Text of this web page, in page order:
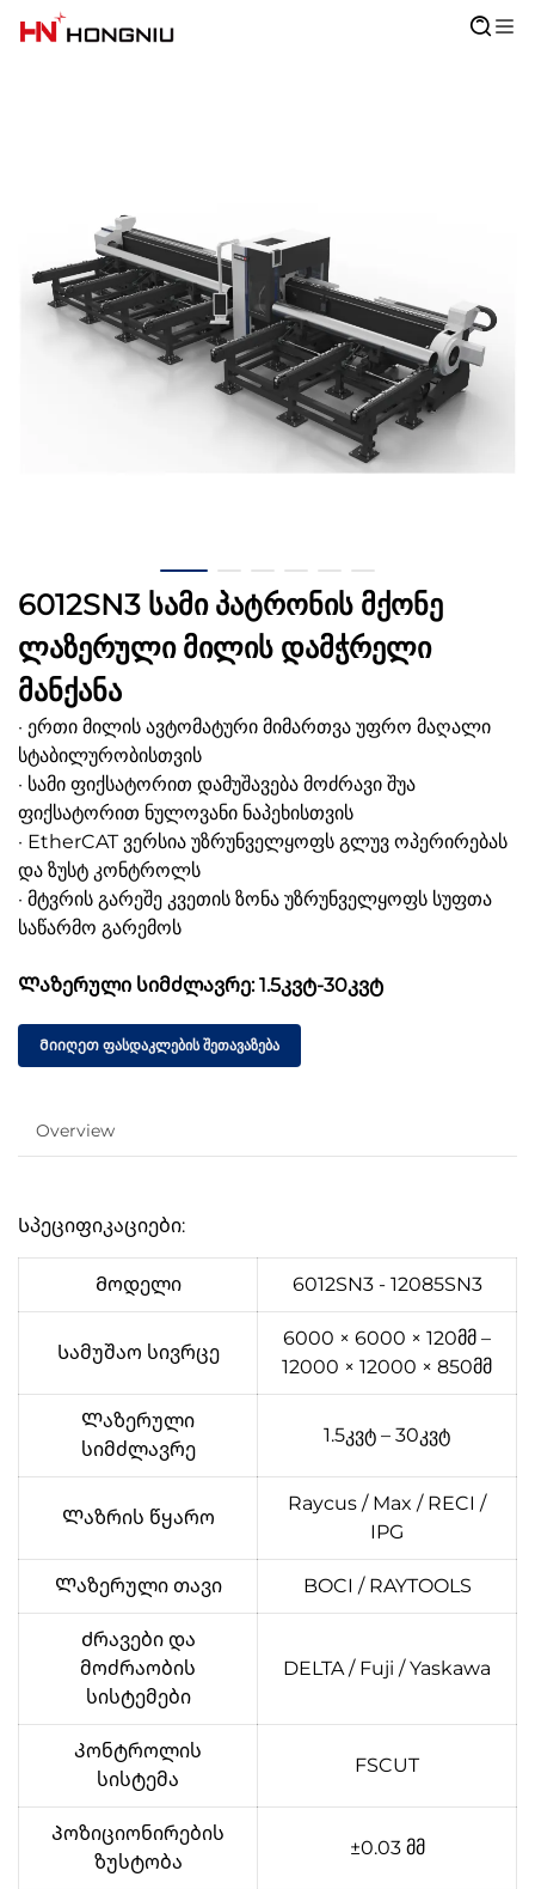
6012SN3 სამი პატრონის მქონე
ლაზერული მილის დამჭრელი
მანქანა
· ერთი მილის ავტომატური მიმართვა უფრო მაღალი
სტაბილურობისთვის
· სამი ფიქსატორით დამუშავება მოძრავი შუა
ფიქსატორით ნულოვანი ნაპეხისთვის
· EtherCAT ვერსია უზრუნველყოფს გლუვ ოპერირებას
და ზუსტ კონტროლს
· მტვრის გარეშე კვეთის ზონა უზრუნველყოფს სუფთა
საწარმო გარემოს
Ლაზერული სიმძლავრე: 1.5კვტ-30კვტ
Მიიღეთ ფასდაკლების შეთავაზება
Overview
Სპეციფიკაციები:
Მოდელი 6012SN3 - 12085SN3
Სამუშაო სივრცე
6000 × 6000 × 120მმ –
12000 × 12000 × 850მმ
Ლაზერული
სიმძლავრე
1.5კვტ – 30კვტ
Ლაზრის წყარო
Raycus / Max / RECI /
IPG
Ლაზერული თავი BOCI / RAYTOOLS
Ძრავები და
მოძრაობის
სისტემები
DELTA / Fuji / Yaskawa
Კონტროლის
სისტემა
FSCUT
Პოზიციონირების
ზუსტობა
±0.03 მმ